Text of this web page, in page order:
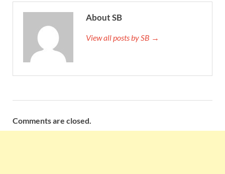
About SB
View all posts by SB →
Comments are closed.